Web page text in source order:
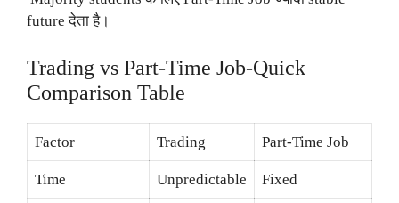
future देता है।
Trading vs Part-Time Job-Quick
Comparison Table
Factor Trading Part-Time Job
Time Unpredictable Fixed